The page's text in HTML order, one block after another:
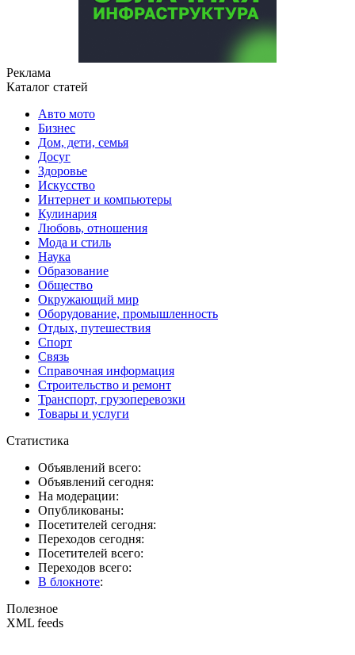
Реклама
Каталог статей
Авто мото
Бизнес
Дом, дети, семья
Досуг
Здоровье
Искусство
Интернет и компьютеры
Кулинария
Любовь, отношения
Мода и стиль
Наука
Образование
Общество
Окружающий мир
Оборудование, промышленность
Отдых, путешествия
Спорт
Связь
Справочная информация
Строительство и ремонт
Транспорт, грузоперевозки
Товары и услуги
Статистика
Объявлений всего:
Объявлений сегодня:
На модерации:
Опубликованы:
Посетителей сегодня:
Переходов сегодня:
Посетителей всего:
Переходов всего:
В блокноте:
Полезное
XML feeds